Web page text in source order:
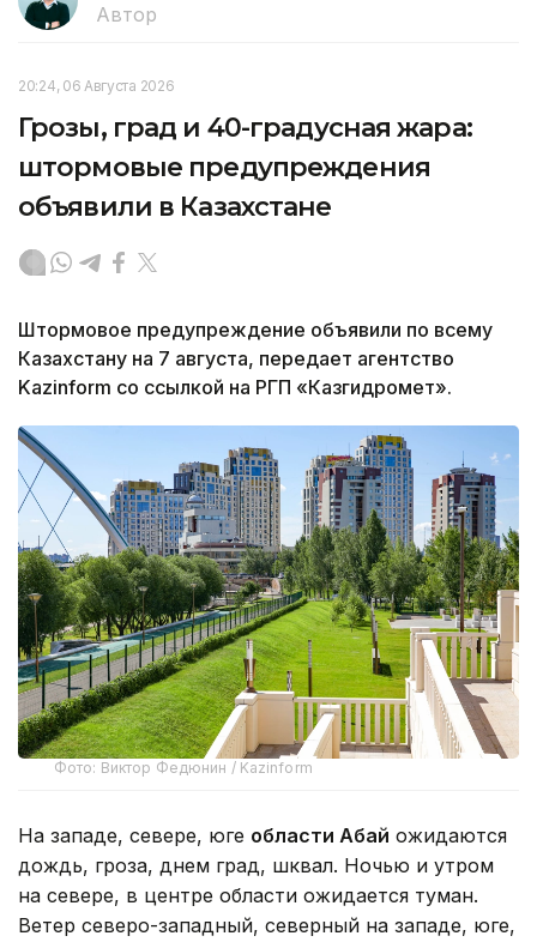
Автор
20:24, 06 Августа 2026
Грозы, град и 40-градусная жара:
штормовые предупреждения
объявили в Казахстане
Штормовое предупреждение объявили по всему
Казахстану на 7 августа, передает агентство
Kazinform со ссылкой на РГП «Казгидромет».
Фото: Виктор Федюнин / Kazinform
На западе, севере, юге области Абай ожидаются
дождь, гроза, днем град, шквал. Ночью и утром
на севере, в центре области ожидается туман.
Ветер северо-западный, северный на западе, юге,